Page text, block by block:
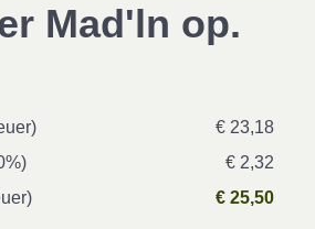
Mad'ln op.
€ 23,18
€ 2,32
€ 25,50